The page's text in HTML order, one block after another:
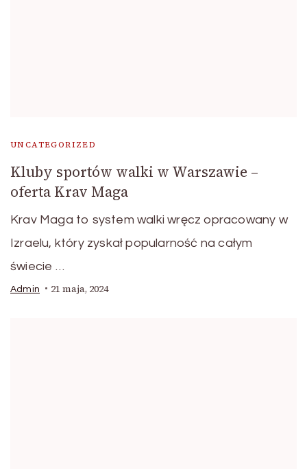
UNCATEGORIZED
Kluby sportów walki w Warszawie –
oferta Krav Maga
Krav Maga to system walki wręcz opracowany w
Izraelu, który zyskał popularność na całym
świecie …
Admin 21 maja, 2024